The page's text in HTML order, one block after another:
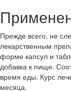
Прежде всего, не
лекарственным
форме капсул и
добавка к пище.
время еды. Курс
месяца.